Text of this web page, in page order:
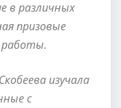
в различных
призовые
работы.
изучала
с